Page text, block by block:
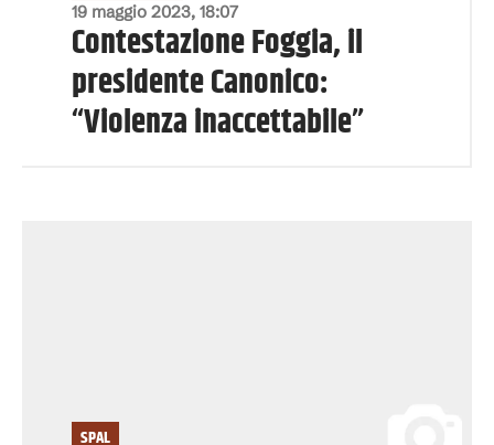
19 maggio 2023, 18:07
Contestazione Foggia, il
presidente Canonico:
“Violenza inaccettabile”
SPAL